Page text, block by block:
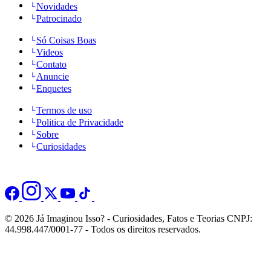
Novidades
Patrocinado
Só Coisas Boas
Videos
Contato
Anuncie
Enquetes
Termos de uso
Politica de Privacidade
Sobre
Curiosidades
© 2026 Já Imaginou Isso? - Curiosidades, Fatos e Teorias CNPJ:
44.998.447/0001-77 - Todos os direitos reservados.